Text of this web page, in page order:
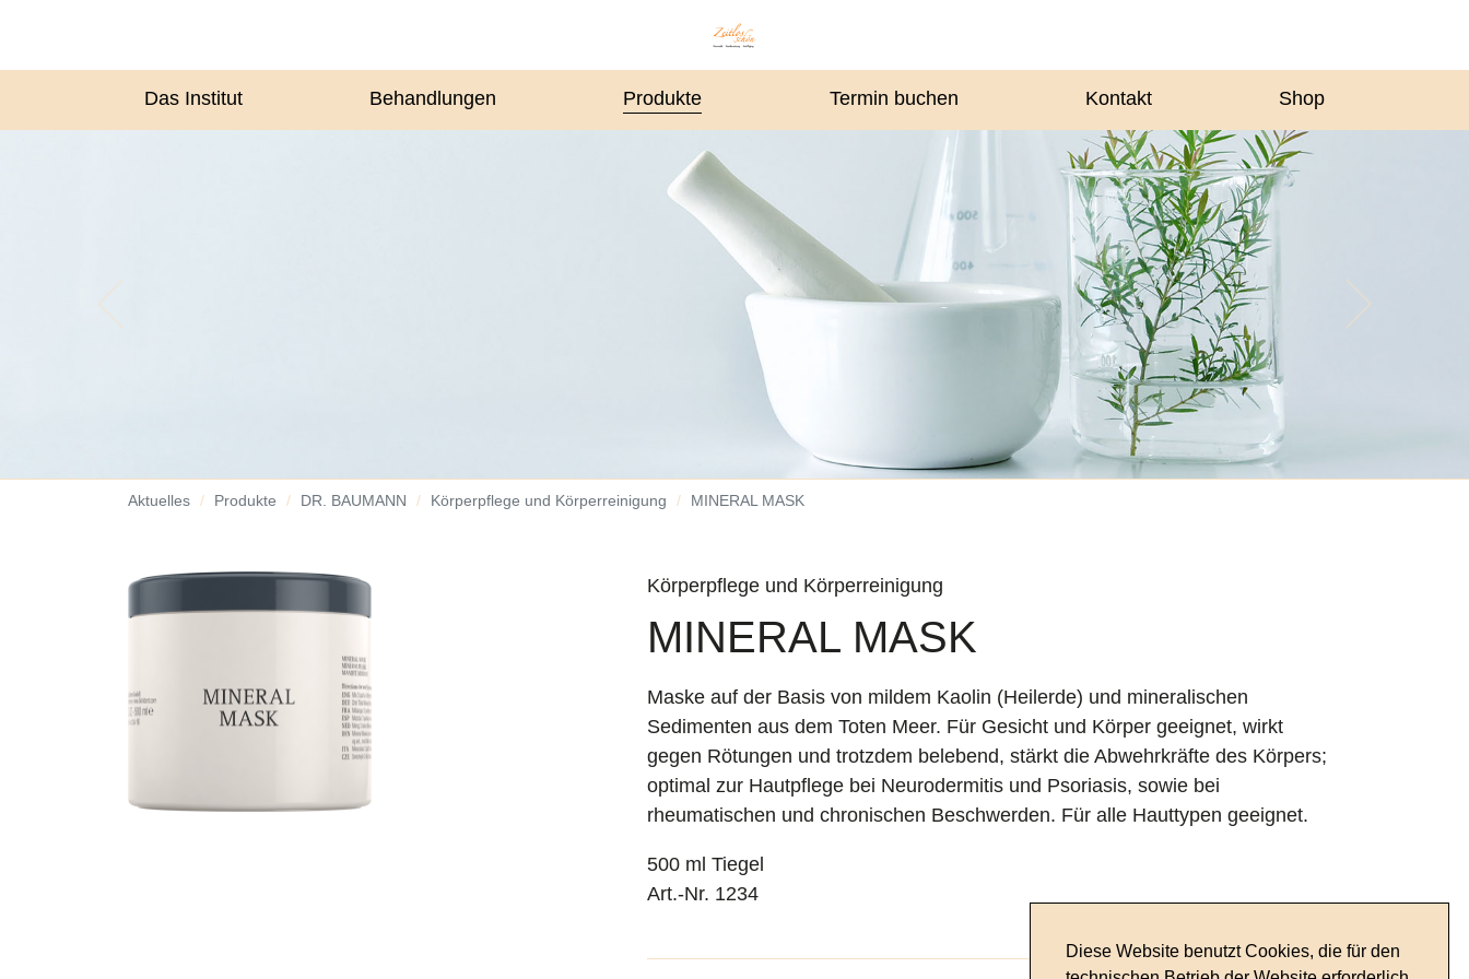
Diese Website benutzt Cookies, die für den
Das Institut Behandlungen Produkte Termin buchen Kontakt Shop
Aktuelles Produkte DR. BAUMANN Körperpflege und Körperreinigung MINERAL MASK
Körperpflege und Körperreinigung
MINERAL MASK
Maske auf der Basis von mildem Kaolin (Heilerde) und mineralischen
Sedimenten aus dem Toten Meer. Für Gesicht und Körper geeignet, wirkt
gegen Rötungen und trotzdem belebend, stärkt die Abwehrkräfte des Körpers;
optimal zur Hautpflege bei Neurodermitis und Psoriasis, sowie bei
rheumatischen und chronischen Beschwerden. Für alle Hauttypen geeignet.
500 ml Tiegel
Art.-Nr. 1234